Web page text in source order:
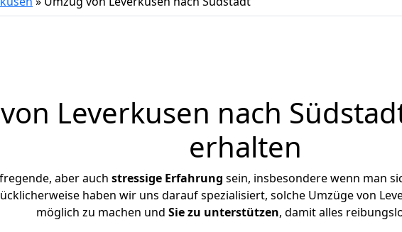
Leverkusen nach
erhalten
aber auch stressige Erfahrung sein, insbesondere wenn man
haben wir uns darauf spezialisiert, solche Umzüge von
möglich zu machen und Sie zu unterstützen, damit alles